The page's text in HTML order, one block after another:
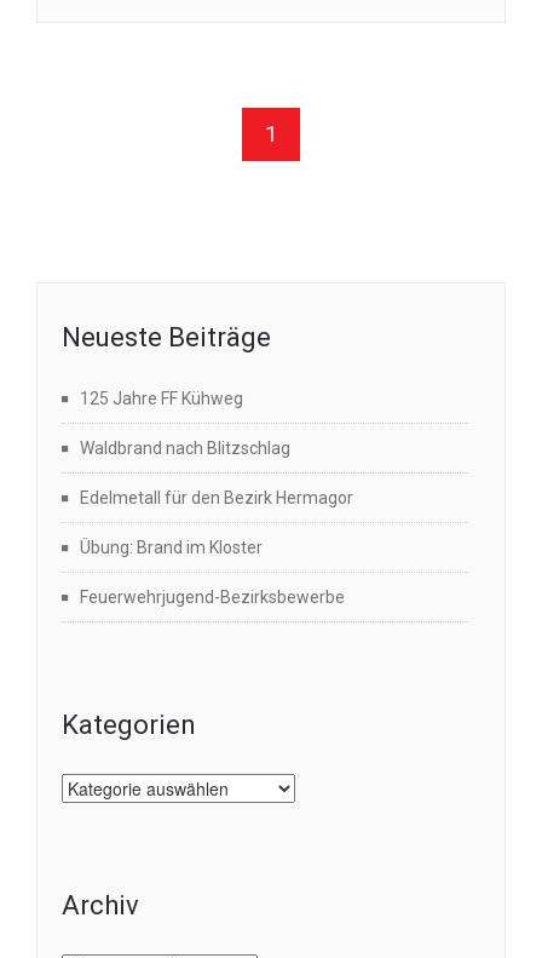
1
Neueste Beiträge
125 Jahre FF Kühweg
Waldbrand nach Blitzschlag
Edelmetall für den Bezirk Hermagor
Übung: Brand im Kloster
Feuerwehrjugend-Bezirksbewerbe
Kategorien
Kategorien
Archiv